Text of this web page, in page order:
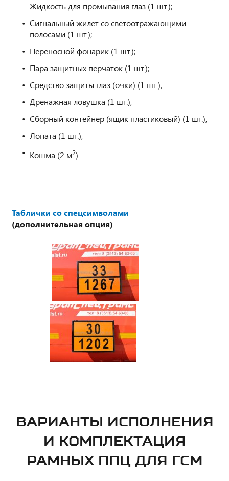
Жидкость для промывания глаз (1 шт.);
Сигнальный жилет со светоотражающими
полосами (1 шт.);
Переносной фонарик (1 шт.);
Пара защитных перчаток (1 шт.);
Средство защиты глаз (очки) (1 шт.);
Дренажная ловушка (1 шт.);
Сборный контейнер (ящик пластиковый) (1 шт.);
Лопата (1 шт.);
Кошма (2 м2).
Таблички со спецсимволами
(дополнительная опция)
ВАРИАНТЫ ИСПОЛНЕНИЯ
И КОМПЛЕКТАЦИЯ
РАМНЫХ ППЦ ДЛЯ ГСМ